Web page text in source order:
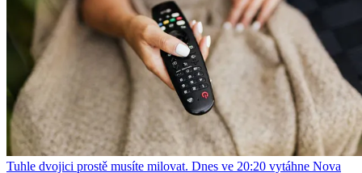
Tuhle dvojici prostě musíte milovat. Dnes ve 20:20 vytáhne Nova